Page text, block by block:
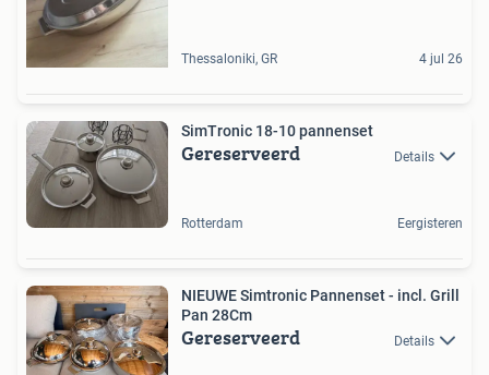
Thessaloniki, GR 4 jul 26
SimTronic 18-10 pannenset
Gereserveerd Details
Rotterdam Eergisteren
NIEUWE Simtronic Pannenset - incl. Grill
Pan 28Cm
Gereserveerd Details